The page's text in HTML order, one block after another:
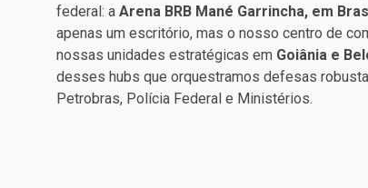
federal: a Arena BRB Mané Garrincha, em
apenas um escritório, mas o nosso centro de
nossas unidades estratégicas em Goiânia e
desses hubs que orquestramos defesas
Petrobras, Polícia Federal e Ministérios.